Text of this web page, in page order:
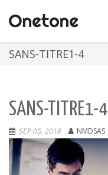
SANS-TITRE1-4
SANS-TITRE1-4
SEP 05, 2018 NMDSAS